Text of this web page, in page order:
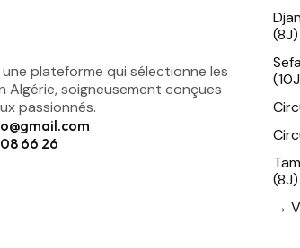
plateforme qui sélectionne les
Algérie, soigneusement conçues
passionnés.
66 26
(8J)
(8J)
→